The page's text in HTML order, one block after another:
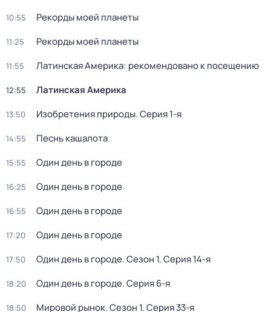
10:55 Рекорды моей планеты
11:25 Рекорды моей планеты
11:55 Латинская Америка: рекомендовано к посещению
12:55 Латинская Америка
13:50 Изобретения природы. Серия 1-я
14:55 Песнь кашалота
15:55 Один день в городе
16:25 Один день в городе
16:55 Один день в городе
17:20 Один день в городе
17:50 Один день в городе. Сезон 1. Серия 14-я
18:20 Один день в городе. Серия 6-я
18:50 Мировой рынок. Сезон 1. Серия 33-я